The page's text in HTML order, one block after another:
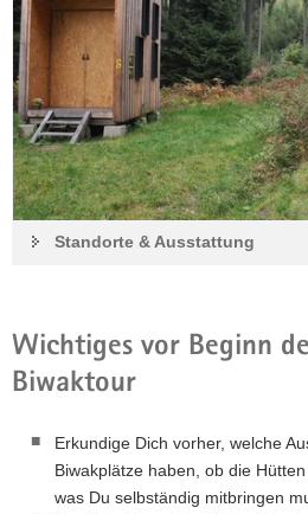
Standorte & Ausstattung
Wichtiges vor Beginn
Biwaktour
Erkundige Dich vorher, welche
Biwakplätze haben, ob die
was Du selbständig mitbringen